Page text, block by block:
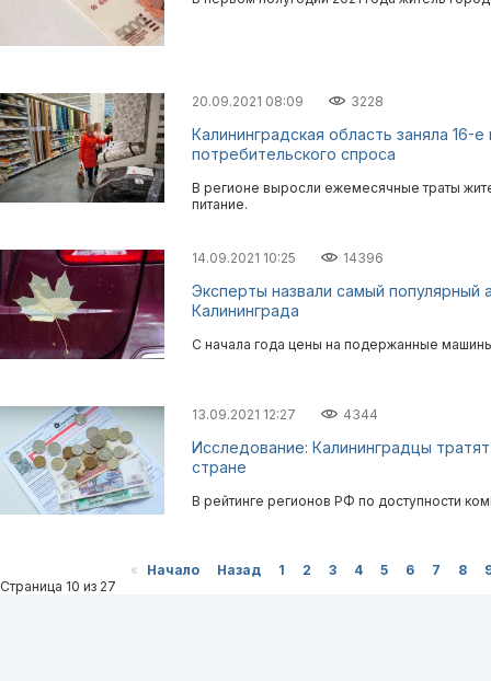
20.09.2021 08:09 3228
Калининградская область заняла 16-
потребительского спроса
В регионе выросли ежемесячные траты
питание.
14.09.2021 10:25 14396
Эксперты назвали самый популярный
Калининграда
С начала года цены на подержанные
13.09.2021 12:27 4344
Исследование: Калининградцы
стране
В рейтинге регионов РФ по доступности
« Начало Назад 1 2 3 4 5 6 7 8
Страница 10 из 27